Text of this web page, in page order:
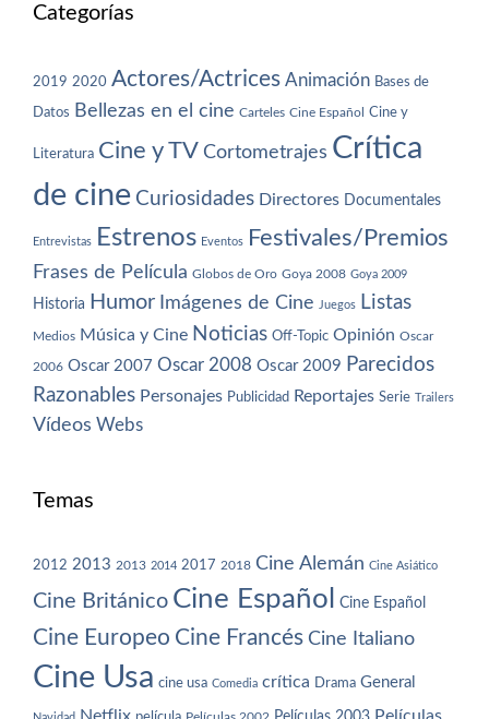
Categorías
2019 2020 Actores/Actrices Animación Bases de
Datos Bellezas en el cine Carteles Cine Español Cine y
Literatura Cine y TV Cortometrajes Crítica
de cine Curiosidades Directores Documentales
Entrevistas Estrenos Eventos Festivales/Premios
Frases de Película Globos de Oro Goya 2008 Goya 2009
Historia Humor Imágenes de Cine Juegos Listas
Medios Música y Cine Noticias Off-Topic Opinión Oscar
2006 Oscar 2007 Oscar 2008 Oscar 2009 Parecidos
Razonables Personajes Publicidad Reportajes Serie Trailers
Vídeos Webs
Temas
2012 2013 2013 2014 2017 2018 Cine Alemán Cine Asiático
Cine Británico Cine Español Cine Español
Cine Europeo Cine Francés Cine Italiano
Cine Usa cine usa Comedia crítica Drama General